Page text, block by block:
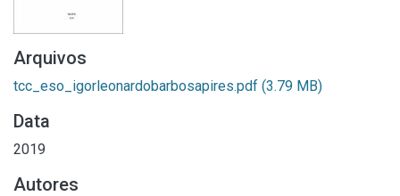
Arquivos
tcc_eso_igorleonardobarbosapires.pdf (3.79 MB)
Data
2019
Autores